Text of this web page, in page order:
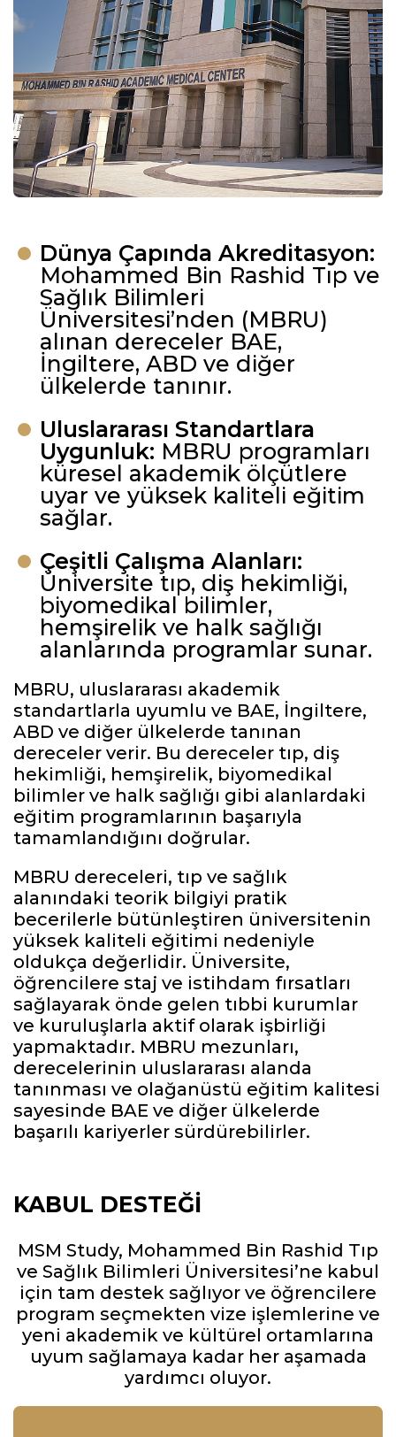
Dünya Çapında Akreditasyon:
Mohammed Bin Rashid Tıp ve
Sağlık Bilimleri
Üniversitesi’nden (MBRU)
alınan dereceler BAE,
İngiltere, ABD ve diğer
ülkelerde tanınır.
Uluslararası Standartlara
Uygunluk: MBRU programları
küresel akademik ölçütlere
uyar ve yüksek kaliteli eğitim
sağlar.
Çeşitli Çalışma Alanları:
Üniversite tıp, diş hekimliği,
biyomedikal bilimler,
hemşirelik ve halk sağlığı
alanlarında programlar sunar.
MBRU, uluslararası akademik
standartlarla uyumlu ve BAE, İngiltere,
ABD ve diğer ülkelerde tanınan
dereceler verir. Bu dereceler tıp, diş
hekimliği, hemşirelik, biyomedikal
bilimler ve halk sağlığı gibi alanlardaki
eğitim programlarının başarıyla
tamamlandığını doğrular.
MBRU dereceleri, tıp ve sağlık
alanındaki teorik bilgiyi pratik
becerilerle bütünleştiren üniversitenin
yüksek kaliteli eğitimi nedeniyle
oldukça değerlidir. Üniversite,
öğrencilere staj ve istihdam fırsatları
sağlayarak önde gelen tıbbi kurumlar
ve kuruluşlarla aktif olarak işbirliği
yapmaktadır. MBRU mezunları,
derecelerinin uluslararası alanda
tanınması ve olağanüstü eğitim kalitesi
sayesinde BAE ve diğer ülkelerde
başarılı kariyerler sürdürebilirler.
KABUL DESTEĞI
MSM Study, Mohammed Bin Rashid Tıp
ve Sağlık Bilimleri Üniversitesi’ne kabul
için tam destek sağlıyor ve öğrencilere
program seçmekten vize işlemlerine ve
yeni akademik ve kültürel ortamlarına
uyum sağlamaya kadar her aşamada
yardımcı oluyor.